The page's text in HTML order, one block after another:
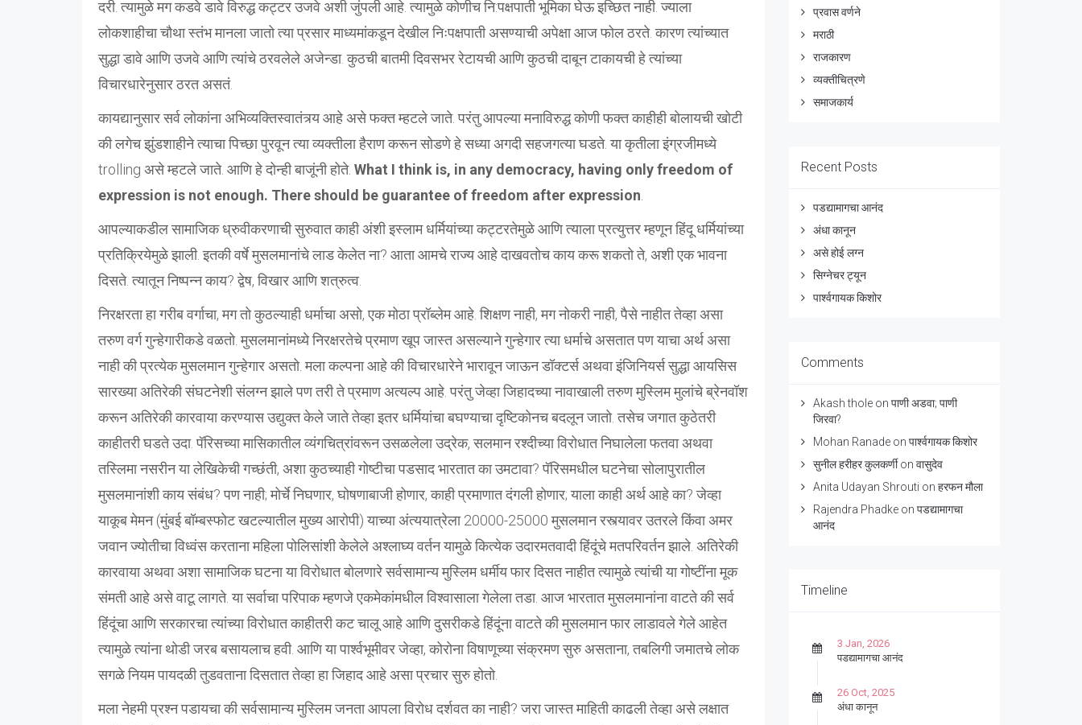
दरी. त्यामुळे मग कडवे डावे विरुद्ध कट्टर उजवे अशी जुंपली आहे. त्यामुळे कोणीच नि:पक्षपाती भूमिका घेऊ इच्छित नाही. ज्याला
लोकशाहीचा चौथा स्तंभ मानला जातो त्या प्रसार माध्यमांकडून देखील निःपक्षपाती असण्याची अपेक्षा आज फोल ठरते. कारण त्यांच्यात
सुद्धा डावे आणि उजवे आणि त्यांचे ठरवलेले अजेन्डा. कुठची बातमी दिवसभर रेटायची आणि कुठची दाबून टाकायची हे त्यांच्या
विचारधारेनुसार ठरत असतं.
कायद्यानुसार सर्व लोकांना अभिव्यक्तिस्वातंत्र्य आहे असे फक्त म्हटले जाते. परंतु आपल्या मनाविरुद्ध कोणी फक्त काहीही बोलायची खोटी
की लगेच झुंडशाहीने त्याचा पिच्छा पुरवून त्या व्यक्तीला हैराण करून सोडणे हे सध्या अगदी सहजगत्या घडते. या कृतीला इंग्रजीमध्ये
trolling असे म्हटले जाते. आणि हे दोन्ही बाजूंनी होते. What I think is, in any democracy, having only freedom of
expression is not enough. There should be guarantee of freedom after expression.
आपल्याकडील सामाजिक ध्रुवीकरणाची सुरुवात काही अंशी इस्लाम धर्मियांच्या कट्टरतेमुळे आणि त्याला प्रत्युत्तर म्हणून हिंदू धर्मियांच्या
प्रतिक्रियेमुळे झाली. इतकी वर्षे मुसलमानांचे लाड केलेत ना? आता आमचे राज्य आहे दाखवतोच काय करू शकतो ते, अशी एक भावना
दिसते. त्यातून निष्पन्न काय? द्वेष, विखार आणि शत्रुत्व.
निरक्षरता हा गरीब वर्गाचा, मग तो कुठल्याही धर्माचा असो, एक मोठा प्रॉब्लेम आहे. शिक्षण नाही, मग नोकरी नाही, पैसे नाहीत तेव्हा असा
तरुण वर्ग गुन्हेगारीकडे वळतो. मुसलमानांमध्ये निरक्षरतेचे प्रमाण खूप जास्त असल्याने गुन्हेगार त्या धर्माचे असतात पण याचा अर्थ असा
नाही की प्रत्येक मुसलमान गुन्हेगार असतो. मला कल्पना आहे की विचारधारेने भारावून जाऊन डॉक्टर्स अथवा इंजिनियर्स सुद्धा आयसिस
सारख्या अतिरेकी संघटनेशी संलग्न झाले पण तरी ते प्रमाण अत्यल्प आहे. परंतु जेव्हा जिहादच्या नावाखाली तरुण मुस्लिम मुलांचे ब्रेनवॉश
करून अतिरेकी कारवाया करण्यास उद्युक्त केले जाते तेव्हा इतर धर्मियांचा बघण्याचा दृष्टिकोनच बदलून जातो. तसेच जगात कुठेतरी
काहीतरी घडते उदा. पॅरिसच्या मासिकातील व्यंगचित्रांवरून उसळलेला उद्रेक, सलमान रश्दीच्या विरोधात निघालेला फतवा अथवा
तस्लिमा नसरीन या लेखिकेची गच्छंती, अशा कुठच्याही गोष्टीचा पडसाद भारतात का उमटावा? पॅरिसमधील घटनेचा सोलापुरातील
मुसलमानांशी काय संबंध? पण नाही; मोर्चे निघणार, घोषणाबाजी होणार, काही प्रमाणात दंगली होणार; याला काही अर्थ आहे का? जेव्हा
याकूब मेमन (मुंबई बॉम्बस्फोट खटल्यातील मुख्य आरोपी) याच्या अंत्ययात्रेला 20000-25000 मुसलमान रस्त्यावर उतरले किंवा अमर
जवान ज्योतीचा विध्वंस करताना महिला पोलिसांशी केलेले अश्लाघ्य वर्तन यामुळे कित्येक उदारमतवादी हिंदूंचे मतपरिवर्तन झाले. अतिरेकी
कारवाया अथवा अशा सामाजिक घटना या विरोधात बोलणारे सर्वसामान्य मुस्लिम धर्मीय फार दिसत नाहीत त्यामुळे त्यांची या गोष्टींना मूक
संमती आहे असे वाटू लागते. या सर्वाचा परिपाक म्हणजे एकमेकांमधील विश्वासाला गेलेला तडा. आज भारतात मुसलमानांना वाटते की सर्व
हिंदूंचा आणि सरकारचा त्यांच्या विरोधात काहीतरी कट चालू आहे आणि दुसरीकडे हिंदूंना वाटते की मुसलमान फार लाडावले गेले आहेत
त्यामुळे त्यांना थोडी जरब बसायलाच हवी. आणि या पार्श्वभूमीवर जेव्हा, कोरोना विषाणूच्या संक्रमण सुरु असताना, तबलिगी जमातचे लोक
सगळे नियम पायदळी तुडवताना दिसतात तेव्हा हा जिहाद आहे असा प्रचार सुरु होतो.
मला नेहमी प्रश्न पडायचा की सर्वसामान्य मुस्लिम जनता आपला विरोध दर्शवत का नाही? जरा जास्त माहिती काढली तेव्हा असे लक्षात
प्रवास वर्णने
मराठी
राजकारण
व्यक्तीचित्रणे
समाजकार्य
Recent Posts
पडद्यामागचा आनंद
अंधा कानून
असे होई लग्न
सिग्नेचर ट्यून
पार्श्वगायक किशोर
Comments
Akash tholeon पाणी अडवा; पाणी
जिरवा?
Mohan Ranadeon पार्श्वगायक किशोर
सुनील हरीहर कुलकर्णीon वासुदेव
Anita Udayan Shrouti on हरफन मौला
Rajendra Phadkeon पडद्यामागचा
आनंद
Timeline
3 Jan, 2026
पडद्यामागचा आनंद
26 Oct, 2025
अंधा कानून